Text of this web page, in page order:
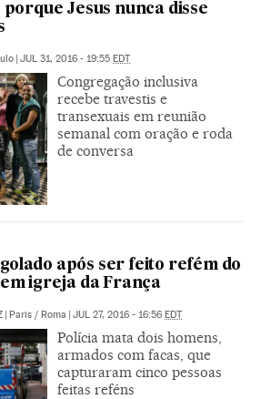
Jesus nunca disse
| JUL 31, 2016 - 19:55 EDT
Congregação inclusiva
recebe travestis e
transexuais em reunião
semanal com oração e roda
de conversa
após ser feito refém do
igreja da França
| Paris / Roma | JUL 27, 2016 - 16:56 EDT
Polícia mata dois homens,
armados com facas, que
capturaram cinco pessoas
feitas reféns